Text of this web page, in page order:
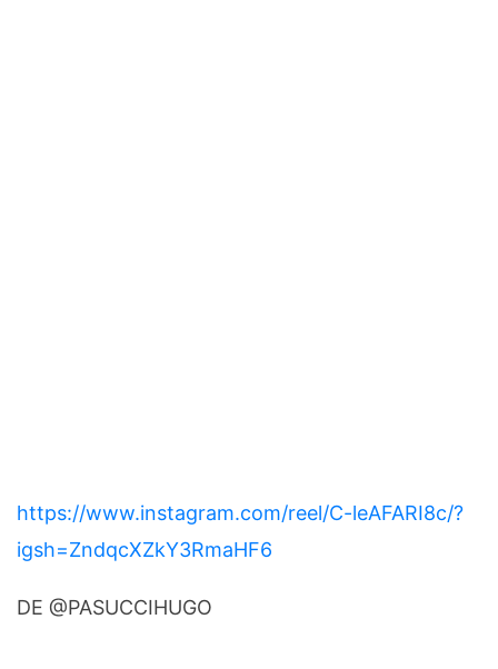
https://www.instagram.com/reel/C-leAFARI8c/?
igsh=ZndqcXZkY3RmaHF6
DE @PASUCCIHUGO